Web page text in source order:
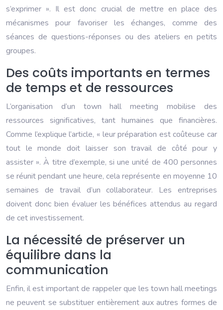
s’exprimer ». Il est donc crucial de mettre en place des
mécanismes pour favoriser les échanges, comme des
séances de questions-réponses ou des ateliers en petits
groupes.
Des coûts importants en termes
de temps et de ressources
L’organisation d’un town hall meeting mobilise des
ressources significatives, tant humaines que financières.
Comme l’explique l’article, « leur préparation est coûteuse car
tout le monde doit laisser son travail de côté pour y
assister ». À titre d’exemple, si une unité de 400 personnes
se réunit pendant une heure, cela représente en moyenne 10
semaines de travail d’un collaborateur. Les entreprises
doivent donc bien évaluer les bénéfices attendus au regard
de cet investissement.
La nécessité de préserver un
équilibre dans la
communication
Enfin, il est important de rappeler que les town hall meetings
ne peuvent se substituer entièrement aux autres formes de